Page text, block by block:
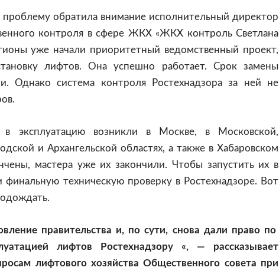
обратила внимание исполнительный директор
контроля в сфере ЖКХ «ЖКХ контроль Светлана
уже начали приоритетный ведомственный проект,
лифтов. Она успешно работает. Срок замены
Однако система контроля Ростехнадзора за ней не
эксплуатацию возникли в Москве, в Московской,
и Архангельской областях, а также в Хабаровском
мастера уже их закончили. Чтобы запустить их в
финальную техническую проверку в Ростехнадзоре. Вот
правительства и, по сути, снова дали право по
лифтов Ростехнадзору «, — рассказывает
лифтового хозяйства Общественного совета при